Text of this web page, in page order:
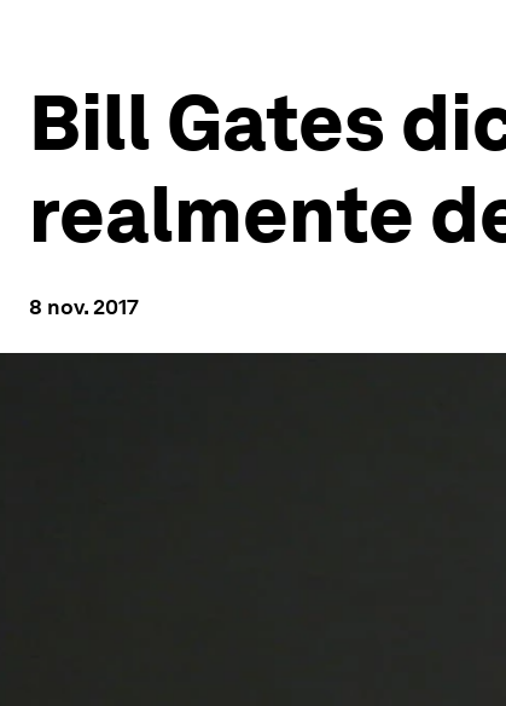
Bill Gates
realmente
8 nov. 2017